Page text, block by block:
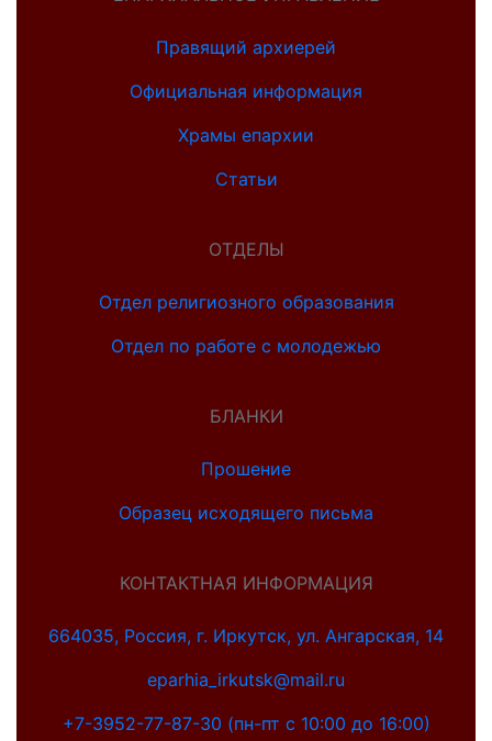
Правящий архиерей
Официальная информация
Храмы епархии
Статьи
ОТДЕЛЫ
Отдел религиозного образования
Отдел по работе с молодежью
БЛАНКИ
Прошение
Образец исходящего письма
КОНТАКТНАЯ ИНФОРМАЦИЯ
664035, Россия, г. Иркутск, ул. Ангарская, 14
eparhia_irkutsk@mail.ru
+7-3952-77-87-30 (пн-пт с 10:00 до 16:00)